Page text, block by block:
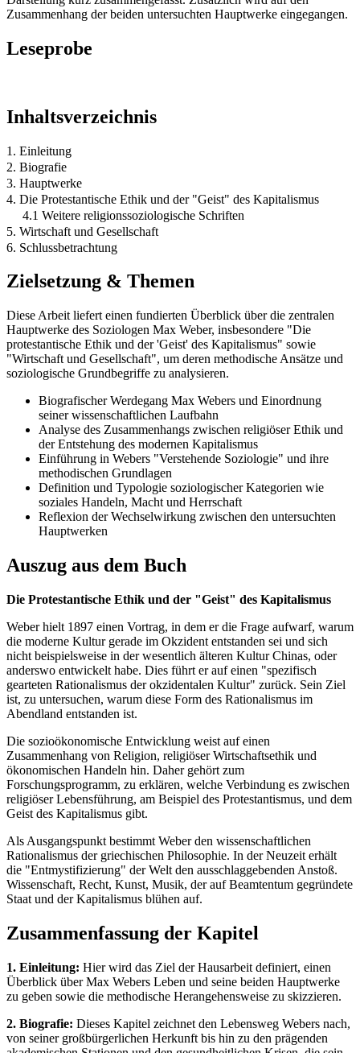
Zusammenhang der beiden untersuchten Hauptwerke eingegangen.
Leseprobe
Inhaltsverzeichnis
1. Einleitung
2. Biografie
3. Hauptwerke
4. Die Protestantische Ethik und der "Geist" des Kapitalismus
4.1 Weitere religionssoziologische Schriften
5. Wirtschaft und Gesellschaft
6. Schlussbetrachtung
Zielsetzung & Themen
Diese Arbeit liefert einen fundierten Überblick über die zentralen
Hauptwerke des Soziologen Max Weber, insbesondere "Die
protestantische Ethik und der 'Geist' des Kapitalismus" sowie
"Wirtschaft und Gesellschaft", um deren methodische Ansätze und
soziologische Grundbegriffe zu analysieren.
Biografischer Werdegang Max Webers und Einordnung
seiner wissenschaftlichen Laufbahn
Analyse des Zusammenhangs zwischen religiöser Ethik und
der Entstehung des modernen Kapitalismus
Einführung in Webers "Verstehende Soziologie" und ihre
methodischen Grundlagen
Definition und Typologie soziologischer Kategorien wie
soziales Handeln, Macht und Herrschaft
Reflexion der Wechselwirkung zwischen den untersuchten
Hauptwerken
Auszug aus dem Buch
Die Protestantische Ethik und der "Geist" des Kapitalismus
Weber hielt 1897 einen Vortrag, in dem er die Frage aufwarf, warum
die moderne Kultur gerade im Okzident entstanden sei und sich
nicht beispielsweise in der wesentlich älteren Kultur Chinas, oder
anderswo entwickelt habe. Dies führt er auf einen "spezifisch
gearteten Rationalismus der okzidentalen Kultur" zurück. Sein Ziel
ist, zu untersuchen, warum diese Form des Rationalismus im
Abendland entstanden ist.
Die sozioökonomische Entwicklung weist auf einen
Zusammenhang von Religion, religiöser Wirtschaftsethik und
ökonomischen Handeln hin. Daher gehört zum
Forschungsprogramm, zu erklären, welche Verbindung es zwischen
religiöser Lebensführung, am Beispiel des Protestantismus, und dem
Geist des Kapitalismus gibt.
Als Ausgangspunkt bestimmt Weber den wissenschaftlichen
Rationalismus der griechischen Philosophie. In der Neuzeit erhält
die "Entmystifizierung" der Welt den ausschlaggebenden Anstoß.
Wissenschaft, Recht, Kunst, Musik, der auf Beamtentum gegründete
Staat und der Kapitalismus blühen auf.
Zusammenfassung der Kapitel
1. Einleitung: Hier wird das Ziel der Hausarbeit definiert, einen
Überblick über Max Webers Leben und seine beiden Hauptwerke
zu geben sowie die methodische Herangehensweise zu skizzieren.
2. Biografie: Dieses Kapitel zeichnet den Lebensweg Webers nach,
von seiner großbürgerlichen Herkunft bis hin zu den prägenden